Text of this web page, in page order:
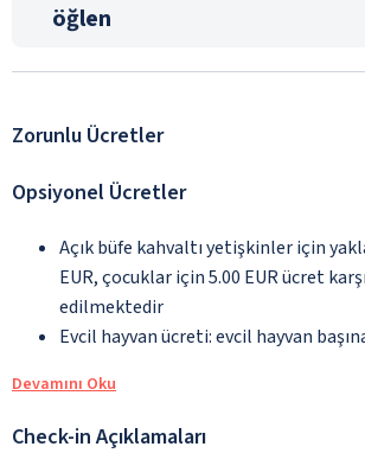
öğlen
Zorunlu Ücretler
Opsiyonel Ücretler
Açık büfe kahvaltı yetişkinler için
EUR, çocuklar için 5.00 EUR ücret
edilmektedir
Evcil hayvan ücreti: evcil hayvan
Devamını Oku
Check-in Açıklamaları